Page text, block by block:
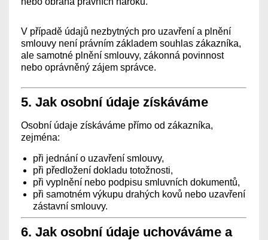
V případě údajů nezbytných pro uzavření a plnění
smlouvy není právním základem souhlas zákazníka,
ale samotné plnění smlouvy, zákonná povinnost
nebo oprávněný zájem správce.
5. Jak osobní údaje získáváme
Osobní údaje získáváme přímo od zákazníka,
zejména:
při jednání o uzavření smlouvy,
při předložení dokladu totožnosti,
při vyplnění nebo podpisu smluvních dokumentů,
při samotném výkupu drahých kovů nebo uzavření
zástavní smlouvy.
6. Jak osobní údaje uchováváme a